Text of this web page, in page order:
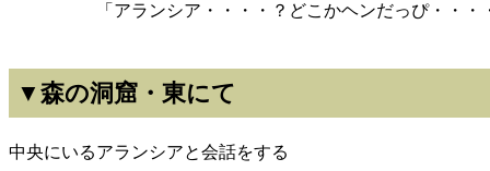
「アランシア・・・・？どこかヘンだっぴ・・・
▼森の洞窟・東にて
中央にいるアランシアと会話をする